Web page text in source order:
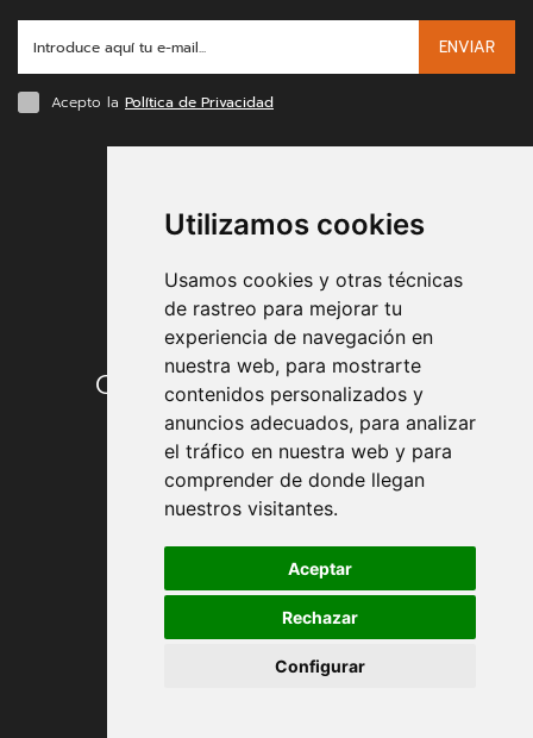
Utilizamos cookies
Usamos cookies y otras técnicas
de rastreo para mejorar tu
experiencia de navegación en
nuestra web, para mostrarte
contenidos personalizados y
anuncios adecuados, para analizar
el tráfico en nuestra web y para
comprender de donde llegan
nuestros visitantes.
Aceptar
Rechazar
Configurar
ENVIAR
Acepto la Política de Privacidad
Condiciones de contratación
Envío y entrega
Devoluciones
Formas de pago
Política de Privacidad